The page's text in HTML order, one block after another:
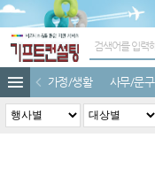
가정/생활 사무/문구